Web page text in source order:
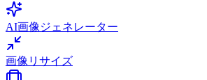
AI画像ジェネレーター
画像リサイズ